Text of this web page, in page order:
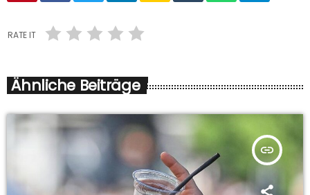
RATE IT
Ähnliche Beiträge
insert_link